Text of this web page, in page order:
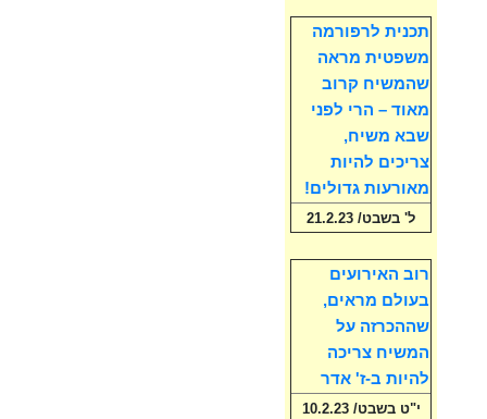
תכנית לרפורמה
משפטית מראה
שהמשיח קרוב
מאוד – הרי לפני
שבא משיח,
צריכים להיות
מאורעות גדולים!
ל' בשבט/ 21.2.23
רוב האירועים
בעולם מראים,
שההכרזה על
המשיח צריכה
להיות ב-ז' אדר
י"ט בשבט/ 10.2.23